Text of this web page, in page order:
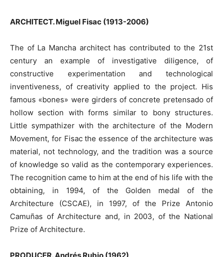
ARCHITECT. Miguel Fisac (1913-2006)
The of La Mancha architect has contributed to the 21st
century an example of investigative diligence, of
constructive experimentation and technological
inventiveness, of creativity applied to the project. His
famous «bones» were girders of concrete pretensado of
hollow section with forms similar to bony structures.
Little sympathizer with the architecture of the Modern
Movement, for Fisac the essence of the architecture was
material, not technology, and the tradition was a source
of knowledge so valid as the contemporary experiences.
The recognition came to him at the end of his life with the
obtaining, in 1994, of the Golden medal of the
Architecture (CSCAE), in 1997, of the Prize Antonio
Camuñas of Architecture and, in 2003, of the National
Prize of Architecture.
PRODUCER. Andrés Rubio (1962)